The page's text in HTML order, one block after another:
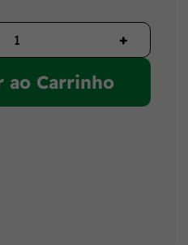
+
ao Carrinho